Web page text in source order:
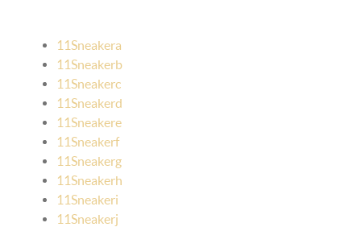
11Sneakera
11Sneakerb
11Sneakerc
11Sneakerd
11Sneakere
11Sneakerf
11Sneakerg
11Sneakerh
11Sneakeri
11Sneakerj